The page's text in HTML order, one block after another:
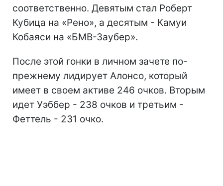
соответственно. Девятым стал Роберт
Кубица на «Рено», а десятым - Камуи
Кобаяси на «БМВ-Заубер».
После этой гонки в личном зачете по-
прежнему лидирует Алонсо, который
имеет в своем активе 246 очков. Вторым
идет Уэббер - 238 очков и третьим -
Феттель - 231 очко.